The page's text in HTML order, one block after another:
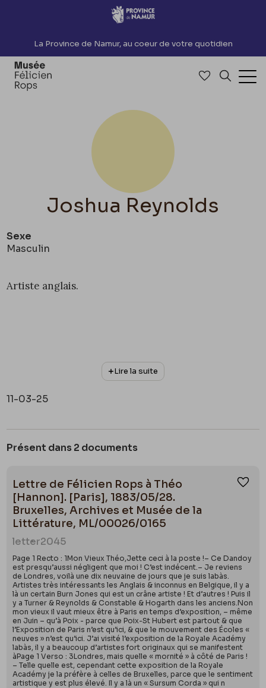
Accèder directement au contenu
La Province de Namur, au coeur de votre quotidien
Accéder à
Joshua Reynolds
Sexe
Masculin
Artiste anglais.
Lire la suite
11-03-25
Présent dans 2 documents
Lettre de Félicien Rops à Théo
[Hannon]. [Paris], 1883/05/28.
Bruxelles, Archives et Musée de la
Littérature, ML/00026/0165
letter2045
Page 1 Recto : 1Mon Vieux Théo,Jette ceci à la poste !– Ce Dandoy
est presqu’aussi négligent que moi ! C’est indécent.– Je reviens
de Londres, voilà une dix neuvaine de jours que je suis labàs.
Artistes très intéressants les Anglais & inconnus en Belgique, il y a
là un certain Burn Jones qui est un crâne artiste ! Et d’autres ! Puis il
y a Turner & Reynolds & Constable & Hogarth dans les anciens.Non
mon vieux il vaut mieux être à Paris en temps d’exposition, – même
en Juin – qu’à Poix - parce que Poix-St Hubert est partout & que
l’Exposition de Paris n’est qu’ici, & que le mouvement des Écoles «
neuves » n’est qu’ici. J’ai visité l’exposition de la Royale Académy
labàs, il y a beaucoup d’artistes fort originaux qui se manifestent
àPage 1 Verso : 3Londres, mais quelle « mornité » à côté de Paris !
– Telle quelle est, cependant cette exposition de la Royale
Académy je la préfère à celles de Bruxelles, parce que le sentiment
artistique y est plus élevé. Il y a là un « Sursum Corda » qui n